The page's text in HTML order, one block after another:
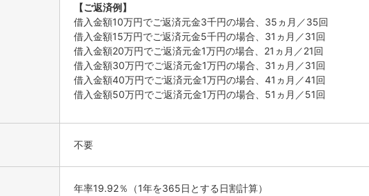
【ご返済例】
借入金額10万円でご返済元金3千円の場合、35ヵ月／35回
借入金額15万円でご返済元金5千円の場合、31ヵ月／31回
借入金額20万円でご返済元金1万円の場合、21ヵ月／21回
借入金額30万円でご返済元金1万円の場合、31ヵ月／31回
借入金額40万円でご返済元金1万円の場合、41ヵ月／41回
借入金額50万円でご返済元金1万円の場合、51ヵ月／51回
不要
年率19.92％（1年を365日とする日割計算）